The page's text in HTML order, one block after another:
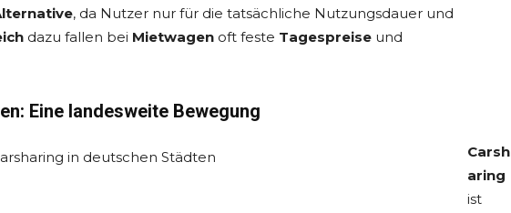
, da Nutzer nur für die tatsächliche Nutzungsdauer und
dazu fallen bei Mietwagen oft feste Tagespreise und
Eine landesweite Bewegung
Carsh
aring
ist